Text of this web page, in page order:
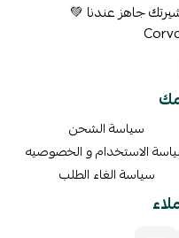
جاهز عندنا 💚
سياسة الشحن
الاستخدام و الخصوصيه
سياسة الغاء الطلب